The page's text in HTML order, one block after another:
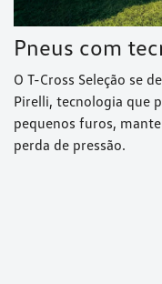
Pneus com
O T-Cross Seleção se
Pirelli, tecnologia que
pequenos furos,
perda de pressão.